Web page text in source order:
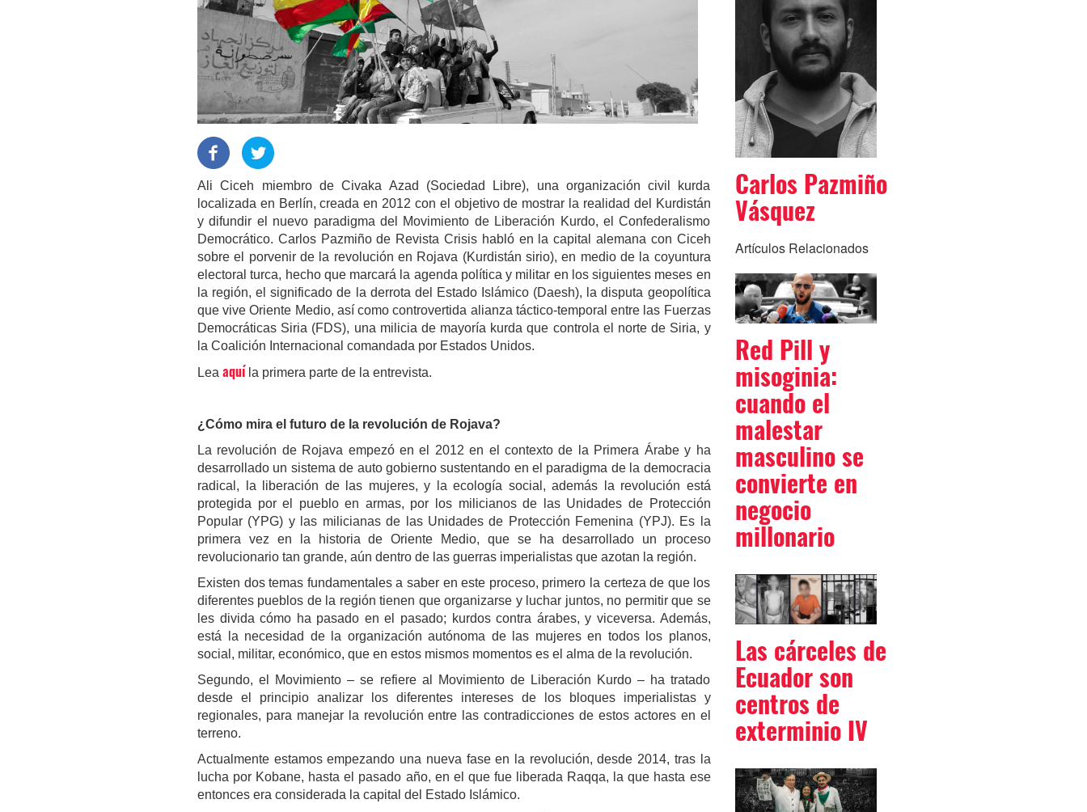
Ali Ciceh miembro de Civaka Azad (Sociedad Libre), una organización civil kurda
localizada en Berlín, creada en 2012 con el objetivo de mostrar la realidad del Kurdistán
y difundir el nuevo paradigma del Movimiento de Liberación Kurdo, el Confederalismo
Democrático. Carlos Pazmiño de Revista Crisis habló en la capital alemana con Ciceh
sobre el porvenir de la revolución en Rojava (Kurdistán sirio), en medio de la coyuntura
electoral turca, hecho que marcará la agenda política y militar en los siguientes meses en
la región, el significado de la derrota del Estado Islámico (Daesh), la disputa geopolítica
que vive Oriente Medio, así como controvertida alianza táctico-temporal entre las Fuerzas
Democráticas Siria (FDS), una milicia de mayoría kurda que controla el norte de Siria, y
la Coalición Internacional comandada por Estados Unidos.
Lea aquí la primera parte de la entrevista.
¿Cómo mira el futuro de la revolución de Rojava?
La revolución de Rojava empezó en el 2012 en el contexto de la Primera Árabe y ha
desarrollado un sistema de auto gobierno sustentando en el paradigma de la democracia
radical, la liberación de las mujeres, y la ecología social, además la revolución está
protegida por el pueblo en armas, por los milicianos de las Unidades de Protección
Popular (YPG) y las milicianas de las Unidades de Protección Femenina (YPJ). Es la
primera vez en la historia de Oriente Medio, que se ha desarrollado un proceso
revolucionario tan grande, aún dentro de las guerras imperialistas que azotan la región.
Existen dos temas fundamentales a saber en este proceso, primero la certeza de que los
diferentes pueblos de la región tienen que organizarse y luchar juntos, no permitir que se
les divida cómo ha pasado en el pasado; kurdos contra árabes, y viceversa. Además,
está la necesidad de la organización autónoma de las mujeres en todos los planos,
social, militar, económico, que en estos mismos momentos es el alma de la revolución.
Segundo, el Movimiento – se refiere al Movimiento de Liberación Kurdo – ha tratado
desde el principio analizar los diferentes intereses de los bloques imperialistas y
regionales, para manejar la revolución entre las contradicciones de estos actores en el
terreno.
Actualmente estamos empezando una nueva fase en la revolución, desde 2014, tras la
lucha por Kobane, hasta el pasado año, en el que fue liberada Raqqa, la que hasta ese
entonces era considerada la capital del Estado Islámico.
Carlos Pazmiño
Vásquez
Artículos Relacionados
Red Pill y
misoginia:
cuando el
malestar
masculino se
convierte en
negocio
millonario
Las cárceles de
Ecuador son
centros de
exterminio IV